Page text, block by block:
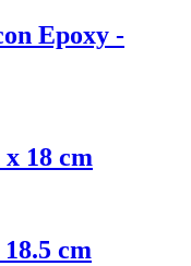
Epoxy -
18 cm
cm